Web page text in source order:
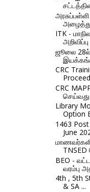
ITK -
அறிவிப்பு
ஜூலை 28ல்
CRC
CRC
Library
Option
1463
June
TNSED
BEO -
வரம்பு
4th , 5th
& SA ...